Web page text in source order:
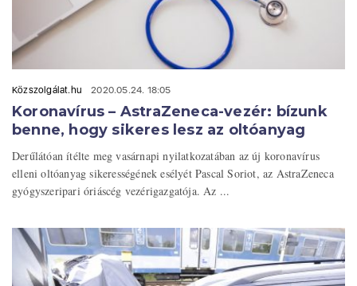
Közszolgálat.hu 2020.05.24. 18:05
Koronavírus – AstraZeneca-vezér: bízunk
benne, hogy sikeres lesz az oltóanyag
Derűlátóan ítélte meg vasárnapi nyilatkozatában az új koronavírus
elleni oltóanyag sikerességének esélyét Pascal Soriot, az AstraZeneca
gyógyszeripari óriáscég vezérigazgatója. Az ...